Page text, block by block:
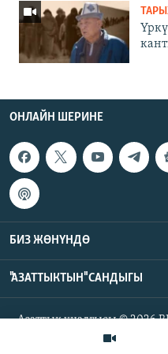
ОНЛАЙН ШЕРИНЕ
БИЗ ЖӨНҮНДӨ
"АЗАТТЫКТЫН" САНДЫГЫ
Азаттык үналгысы © 2026